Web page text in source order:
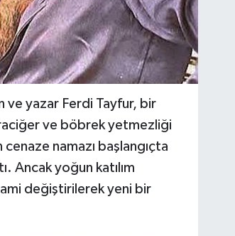
ve yazar Ferdi Tayfur, bir
ve böbrek yetmezliği
namazı başlangıçta
Ancak yoğun katılım
değiştirilerek yeni bir